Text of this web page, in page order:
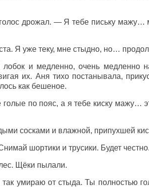
дрожал. — Я тебе письку мажу…
Я уже теку, мне стыдно, но…
и медленно, очень медленно
их. Аня тихо постанывала,
как бешеное.
по пояс, а я тебе киску мажу…
сосками и влажной, припухшей
шортики и трусики. Будет честно.
Щёки пылали.
умираю от стыда. Ты полностью